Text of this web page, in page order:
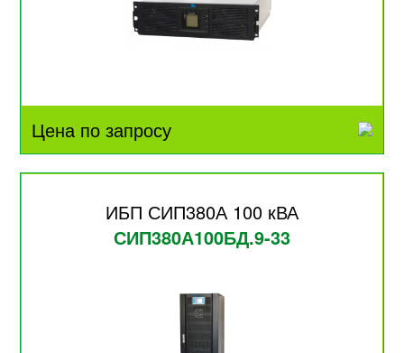
Цена по запросу
ИБП СИП380А 100 кВА
СИП380А100БД.9-33